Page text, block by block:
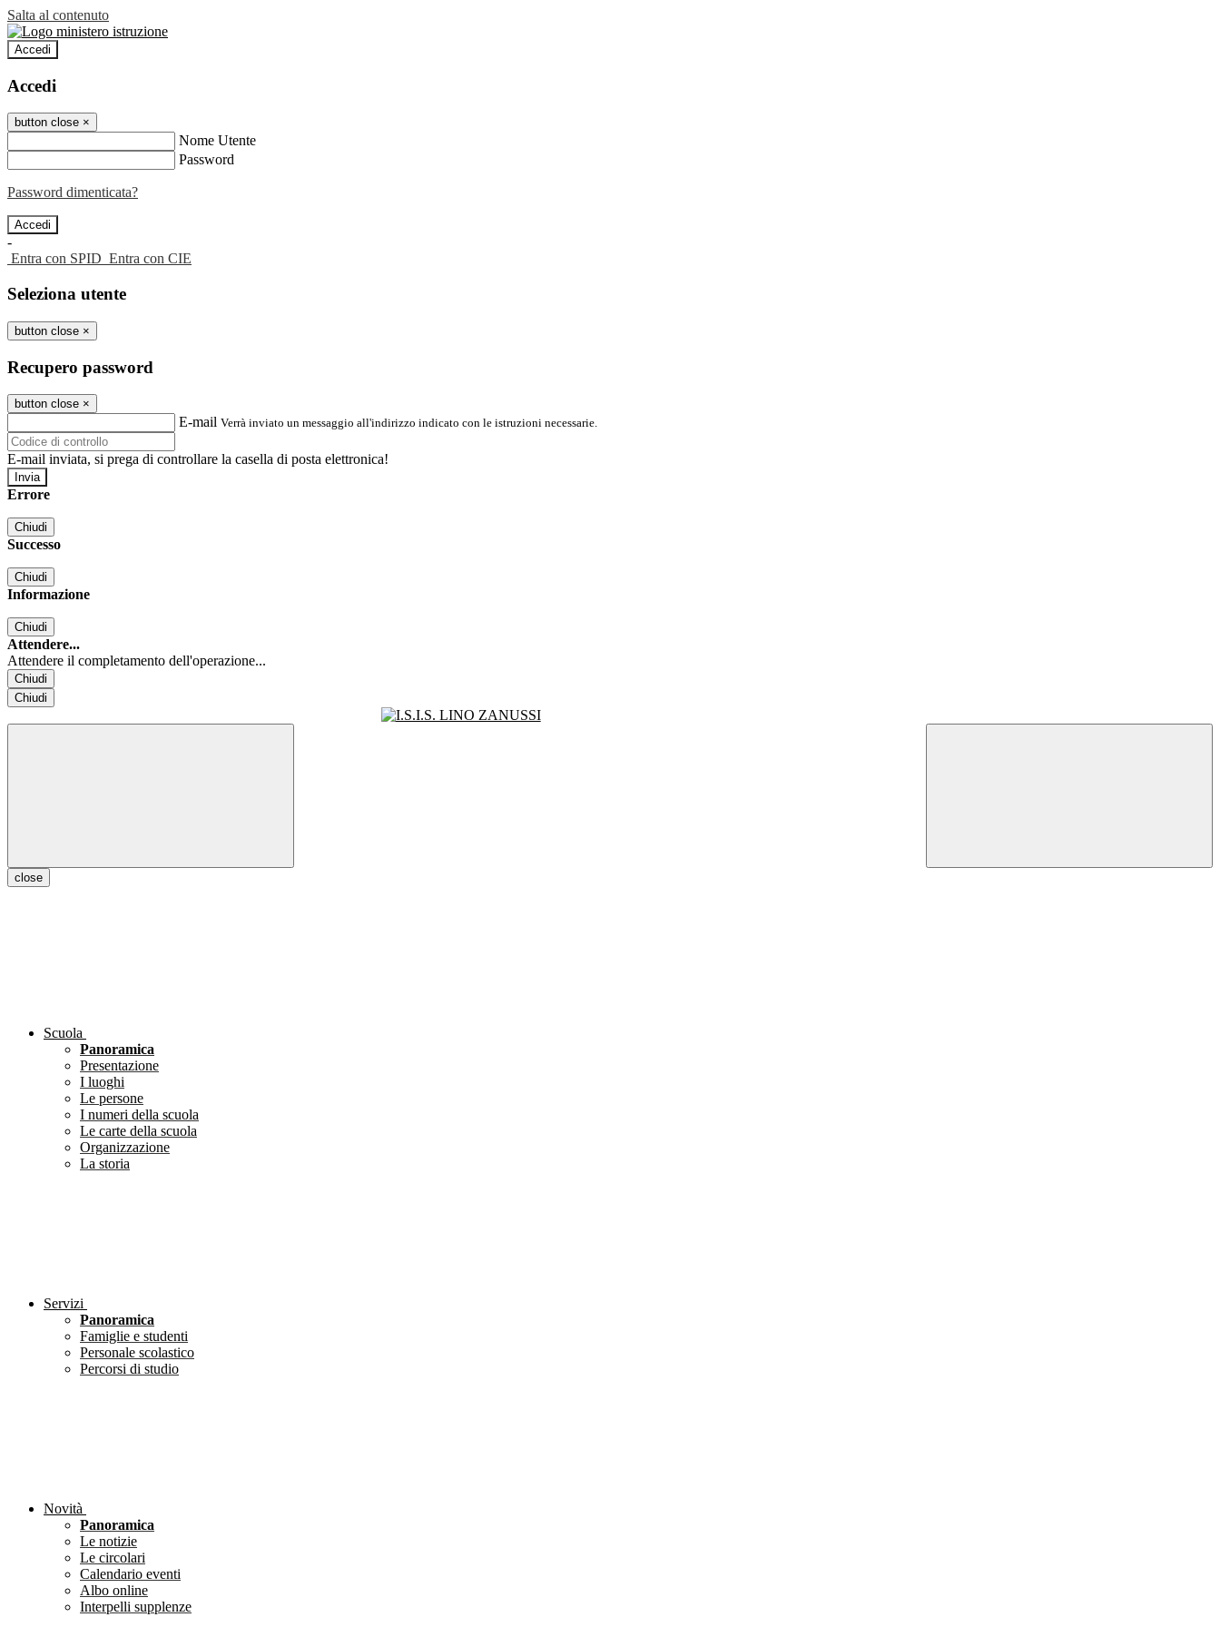
Salta al contenuto
Accedi
Accedi
button close ×
Nome Utente
Password
Password dimenticata?
-
Entra con SPID Entra con CIE
Seleziona utente
button close ×
Recupero password
button close ×
E-mail Verrà inviato un messaggio all'indirizzo indicato con le istruzioni necessarie.
E-mail inviata, si prega di controllare la casella di posta elettronica!
Errore
Chiudi
Successo
Chiudi
Informazione
Chiudi
Attendere...
Attendere il completamento dell'operazione...
Chiudi
Chiudi
close
Scuola
Panoramica
Presentazione
I luoghi
Le persone
I numeri della scuola
Le carte della scuola
Organizzazione
La storia
Servizi
Panoramica
Famiglie e studenti
Personale scolastico
Percorsi di studio
Novità
Panoramica
Le notizie
Le circolari
Calendario eventi
Albo online
Interpelli supplenze